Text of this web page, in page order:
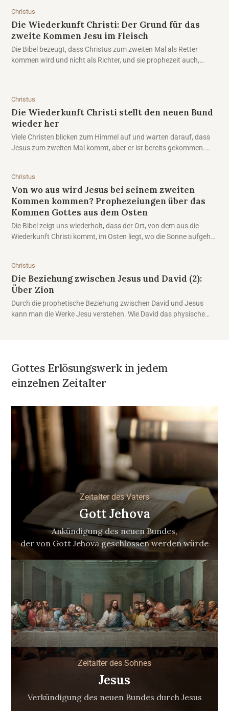
Christus
Die Wiederkunft Christi: Der Grund für das
zweite Kommen Jesu im Fleisch
Die Bibel bezeugt, dass Christus zum zweiten Mal als Retter
kommen wird und nicht als Richter, und sie prophezeit auch,
Christus
Die Wiederkunft Christi stellt den neuen Bund
wieder her
Viele Christen blicken zum Himmel auf und warten darauf, dass
Jesus zum zweiten Mal kommt, aber er ist bereits gekommen.
wiederhergestellt hat, ist Christus Ahnsahnghong.
Christus
Von wo aus wird Jesus bei seinem zweiten
Kommen kommen? Prophezeiungen über das
Kommen Gottes aus dem Osten
Die Bibel zeigt uns wiederholt, dass der Ort, von dem aus die
Wiederkunft Christi kommt, im Osten liegt, wo die Sonne aufgeht.
Christus
Die Beziehung zwischen Jesus und David (2):
Über Zion
Durch die prophetische Beziehung zwischen David und Jesus
kann man die Werke Jesu verstehen. Wie David das physische
Gottes Erlösungswerk in jedem
einzelnen Zeitalter
Zeitalter des Vaters
Gott Jehova
Ankündigung des neuen Bundes,
der von Gott Jehova geschlossen werden würde
Zeitalter des Sohnes
Jesus
Verkündigung des neuen Bundes durch Jesus